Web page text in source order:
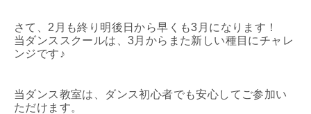
さて、2月も終り明後日から早くも3月になります！
当ダンススクールは、3月からまた新しい種目にチャレ
ンジです♪
当ダンス教室は、ダンス初心者でも安心してご参加い
ただけます。